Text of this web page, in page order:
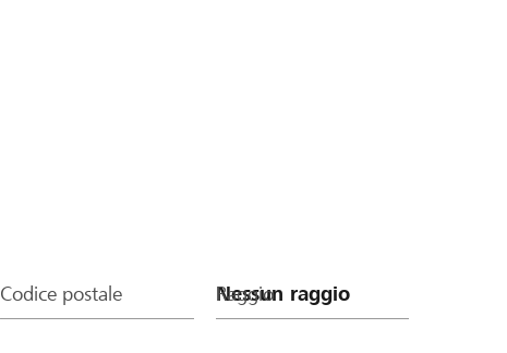
Codice postale Raggio